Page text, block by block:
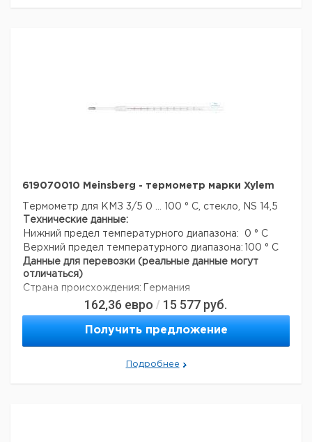
619070010 Meinsberg - термометр марки Xylem
Термометр для КМЗ 3/5 0 ... 100 ° С, стекло, NS 14,5
Технические данные:
Нижний предел температурного диапазона:
0 ° C
Верхний предел температурного диапазона:
100 ° C
Данные для перевозки (реальные данные могут
отличаться)
Страна происхождения: Германия
162,36 евро / 15 577 руб.
Получить предложение
Подробнее